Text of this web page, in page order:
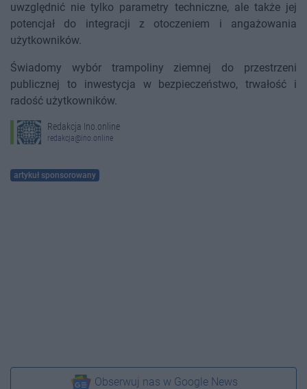
uwzględnić nie tylko parametry techniczne, ale także jej
potencjał do integracji z otoczeniem i angażowania
użytkowników.
Świadomy wybór trampoliny ziemnej do przestrzeni
publicznej to inwestycja w bezpieczeństwo, trwałość i
radość użytkowników.
Redakcja Ino.online
redakcja@ino.online
artykuł sponsorowany
Obserwuj nas w Google News